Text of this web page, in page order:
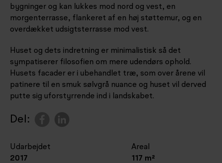
bygninger og kan lukkes mod nord og vest, en
morgenterrasse, flankeret af en høj støttemur, og en
overdækket udsigtsterrasse mod vest.
Huset og dets indretning er minimalistisk så det
sympatiserer filosofien om mere udendørs ophold.
Husets facader er i ubehandlet træ, som over årene vil
patinere til en smuk sølvgrå nuance og huset vil derved
putte sig uforstyrrende ind i landskabet.
Del:
Udarbejdet
2017
Areal
117 m²